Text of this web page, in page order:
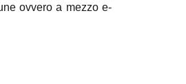
ovvero a mezzo e-